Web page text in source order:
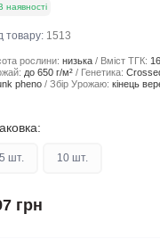
наявності
товару: 1513
рослини: низька Вміст ТГК:
до 650 г/м² Генетика:
pheno
Збір Урожаю: кінець
5 шт. 10 шт.
грн